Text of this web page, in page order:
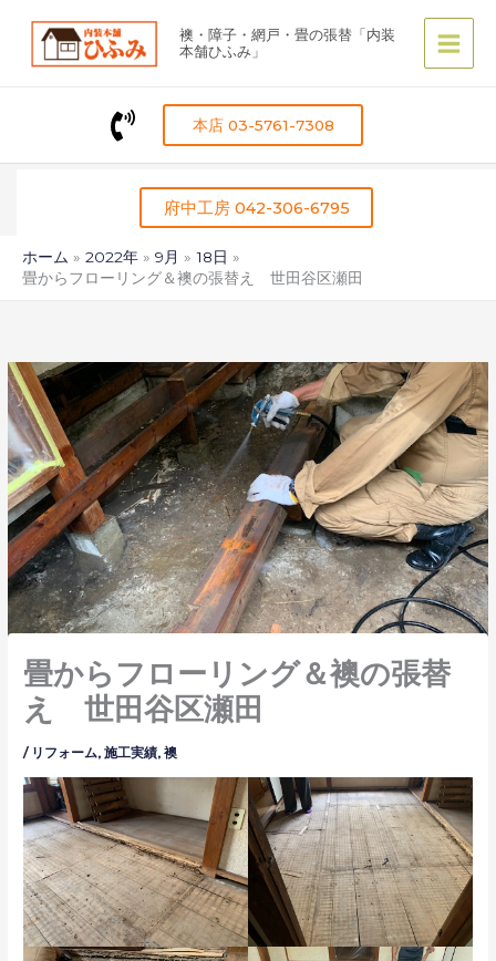
襖・障子・網戸・畳の張替「内装
本舗ひふみ」
本店 03-5761-7308
府中工房 042-306-6795
ホーム 2022年 9月
18日
畳からフローリング＆襖の張替え 世田谷区瀬田
畳からフローリング＆襖の張替
え 世田谷区瀬田
/ リフォーム,施工実績,襖